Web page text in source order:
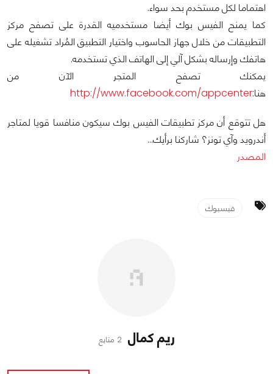
اهتماما لكل مستخدم بحد سواء.
كما يمنح الفيس بوك أيضا مستخدميه القدرة على تصفح مركز
التطبيقات من خلال جهاز الحاسوب واختيار التطبيق المُراد تشغيله على
هاتفك وإرساله بشكل آلي إلى الهاتف الذي تستخدمه.
يمكنك تصفح المتجر الآن من
هنا:http://www.facebook.com/appcenter
هل تتوقع أن مركز تطبيقات الفيس بوك سيكون منافسا قويا لمتاجر
أندرويد وآي تونز؟ شاركنا برأيك...
المصدر
فيسبوك
ريم كمال 2 متابع